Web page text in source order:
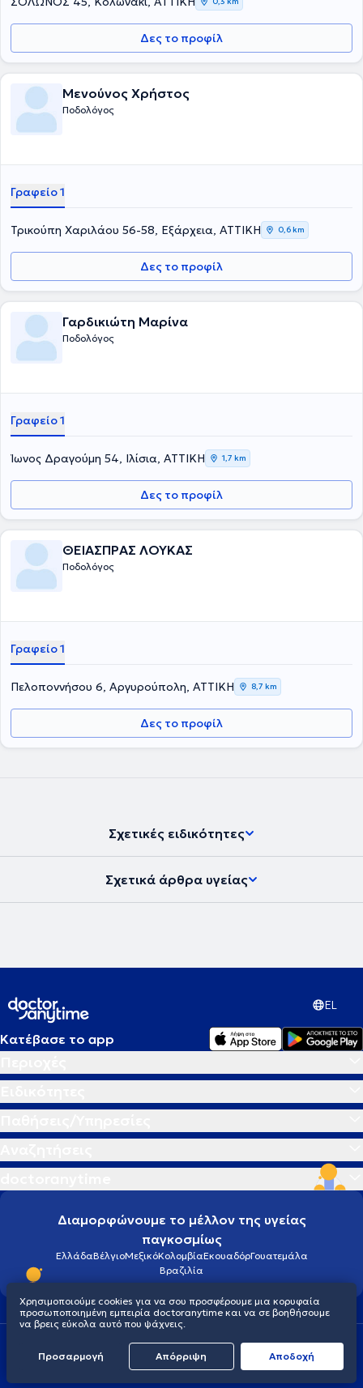
Δες το προφίλ
Μενούνος Χρήστος
Ποδολόγος
Γραφείο 1
Τρικούπη Χαριλάου 56-58, Εξάρχεια, ΑΤΤΙΚΗ 0,6 km
Δες το προφίλ
Γαρδικιώτη Μαρίνα
Ποδολόγος
Γραφείο 1
Ίωνος Δραγούμη 54, Ιλίσια, ΑΤΤΙΚΗ 1,7 km
Δες το προφίλ
ΘΕΙΑΣΠΡΑΣ ΛΟΥΚΑΣ
Ποδολόγος
Γραφείο 1
Πελοποννήσου 6, Αργυρούπολη, ΑΤΤΙΚΗ 8,7 km
Δες το προφίλ
Σχετικές ειδικότητες
Σχετικά άρθρα υγείας
EL
Κατέβασε το app
Διαμορφώνουμε το μέλλον της υγείας
παγκοσμίως
ΕλλάδαΒέλγιοΜεξικόΚολομβίαΕκουαδόρΓουατεμάλα
Βραζιλία
Πολιτική προστασίας προσωπικού απορρήτου
© 2026 doctoranytime
Χρησιμοποιούμε cookies για να σου προσφέρουμε μια κορυφαία
προσωποποιημένη εμπειρία doctoranytime και να σε βοηθήσουμε
να βρεις εύκολα αυτό που ψάχνεις.
Προσαρμογή Απόρριψη Aποδοχή